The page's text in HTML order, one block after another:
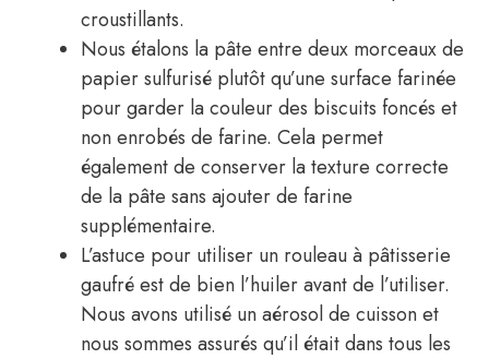
croustillants.
Nous étalons la pâte entre deux morceaux de
papier sulfurisé plutôt qu’une surface farinée
pour garder la couleur des biscuits foncés et
non enrobés de farine. Cela permet
également de conserver la texture correcte
de la pâte sans ajouter de farine
supplémentaire.
L’astuce pour utiliser un rouleau à pâtisserie
gaufré est de bien l’huiler avant de l’utiliser.
Nous avons utilisé un aérosol de cuisson et
nous sommes assurés qu’il était dans tous les